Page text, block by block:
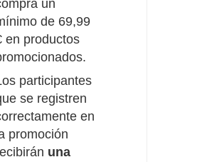
un
de 69,99
en productos
participantes
se registren
en
promoción
una